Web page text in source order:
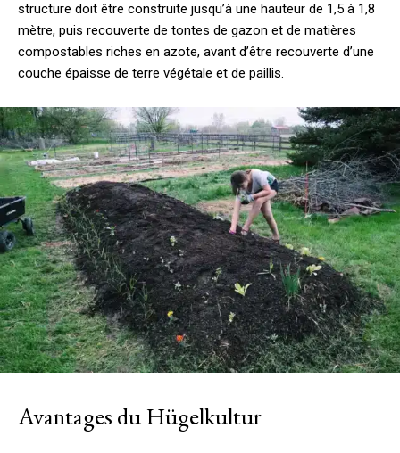
structure doit être construite jusqu’à une hauteur de 1,5 à 1,8
mètre, puis recouverte de tontes de gazon et de matières
compostables riches en azote, avant d’être recouverte d’une
couche épaisse de terre végétale et de paillis.
Avantages du Hügelkultur